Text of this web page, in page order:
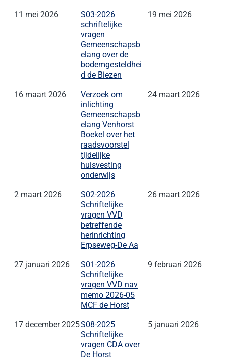
11 mei 2026
S03-2026
schriftelijke
vragen
Gemeenschapsb
elang over de
bodemgesteldhei
d de Biezen
19 mei 2026
16 maart 2026
Verzoek om
inlichting
Gemeenschapsb
elang Venhorst
Boekel over het
raadsvoorstel
tijdelijke
huisvesting
onderwijs
24 maart 2026
2 maart 2026
S02-2026
Schriftelijke
vragen VVD
betreffende
herinrichting
Erpseweg-De Aa
26 maart 2026
27 januari 2026
S01-2026
Schriftelijke
vragen VVD nav
memo 2026-05
MCF de Horst
9 februari 2026
17 december 2025S08-2025
Schriftelijke
vragen CDA over
De Horst
5 januari 2026